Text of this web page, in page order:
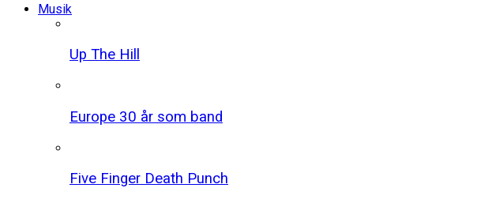
Musik
Up The Hill
Europe 30 år som band
Five Finger Death Punch